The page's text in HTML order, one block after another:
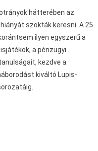
hátterében az
szokták keresni. A 25
ilyen egyszerű a
a pénzügyi
kezdve a
kiváltó Lupis-